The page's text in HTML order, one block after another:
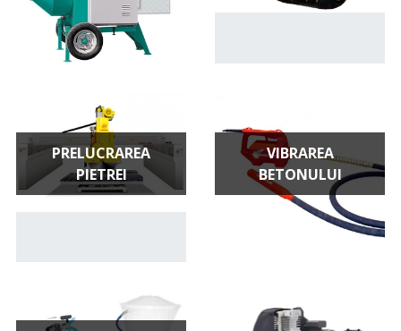
PRELUCRAREA
PIETREI
VIBRAREA
BETONULUI